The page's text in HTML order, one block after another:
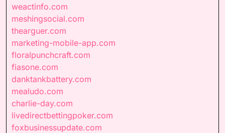
weactinfo.com
meshingsocial.com
thearguer.com
marketing-mobile-app.com
floralpunchcraft.com
fiasone.com
danktankbattery.com
mealudo.com
charlie-day.com
livedirectbettingpoker.com
foxbusinessupdate.com